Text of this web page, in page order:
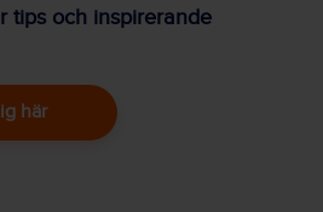
tips och inspirerande
här